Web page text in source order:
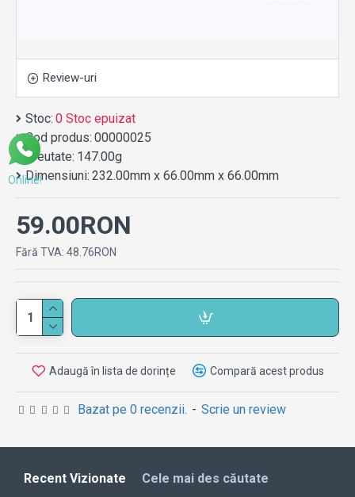
Review-uri
Stoc: 0 Stoc epuizat
Cod produs: 00000025
Greutate: 147.00g
Dimensiuni: 232.00mm x 66.00mm x 66.00mm
Bazat pe 0 recenzii. - Scrie un review
59.00RON
Fără TVA: 48.76RON
Adaugă în lista de dorințe Compară acest produs
Recent Vizionate Cele mai des căutate
Online!